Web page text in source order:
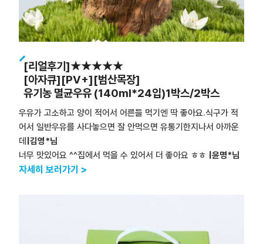
[리얼후기]★★★★★
[아자큐][PV+][범산목장]
유기농 멸균우유 (140ml*24입)1박스/2박스
우유가 고소하고 양이 적어서 어른들 먹기엔 딱 좋아요.식구가 적
어서 일반우유를 사다놓으면 잘 안먹으면 유통기한지나서 아까운
데 |김영*님
너무 맛있어요 ^^집에서 먹을 수 있어서 더 좋아요 ㅎㅎ
|윤명*님
자세히 보러가기 >